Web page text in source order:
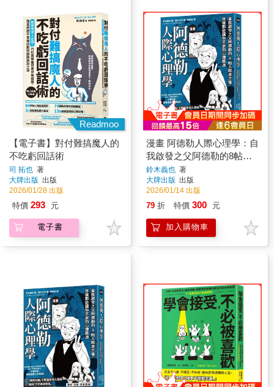
Readmoo
【電子書】對付難搞魔人的
不吃虧回話術
司 拓也 著
大牌出版 出版
2026/01/28 出版
特價 293 元
電子書
漫畫 阿德勒人際心理學：自
我啟發之父阿德勒的8帖人
際處方箋，修復那些讓你不
安的心理根源
鈴木義也 著
大牌出版 出版
2026/01/14 出版
79 折 特價 300 元
加入購物車